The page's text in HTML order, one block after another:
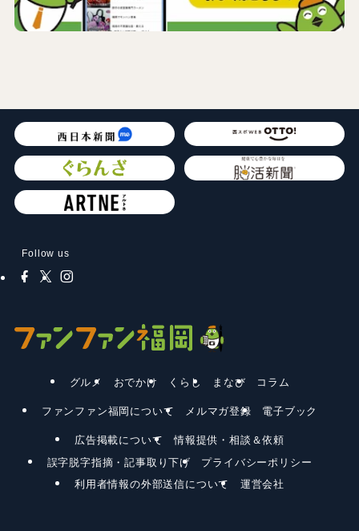
Follow us
グルメ おでかけ くらし まなび コラム
ファンファン福岡について メルマガ登録 電子ブック
広告掲載について
情報提供・相談＆依頼
誤字脱字指摘・記事取り下げ
プライバシーポリシー
利用者情報の外部送信について
運営会社